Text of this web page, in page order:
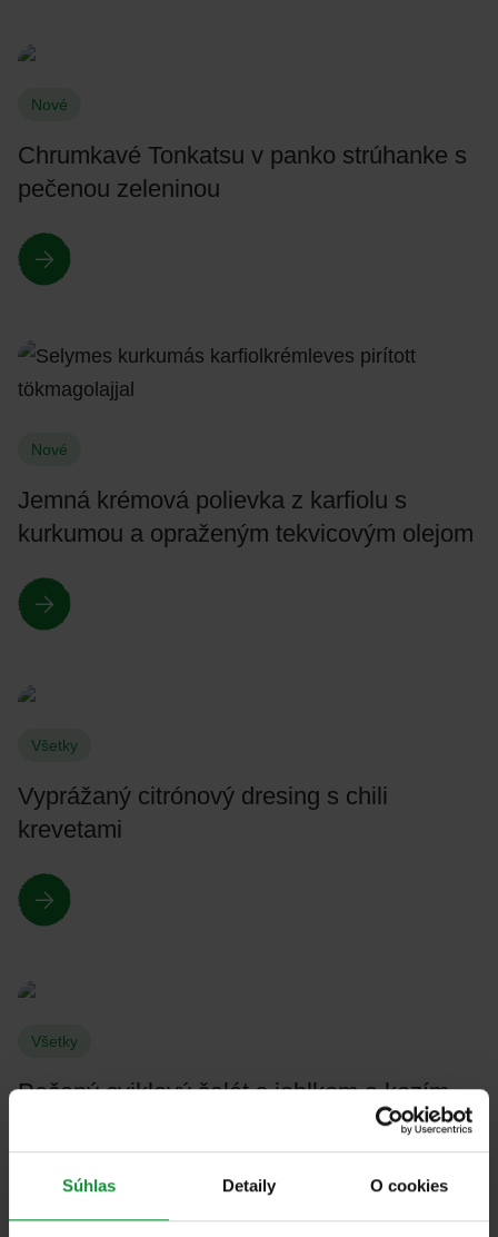
Súhlas Detaily O cookies
Nové
Chrumkavé Tonkatsu v panko strúhanke s
pečenou zeleninou
Nové
Jemná krémová polievka z karfiolu s
kurkumou a opraženým tekvicovým olejom
Všetky
Vyprážaný citrónový dresing s chili
krevetami
Všetky
Pečený cviklový šalát s jablkom a kozím